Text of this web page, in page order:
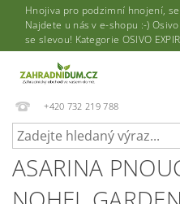
Hnojiva pro podzimní hnojení,
Najdete u nás v e-shopu :-)
se slevou! Kategorie OSIVO
+420 732 219 788
ASARINA